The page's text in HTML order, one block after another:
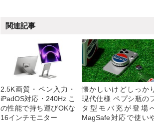
関連記事
2.5K画質・ペン入力・
iPadOS対応・240Hz こ
の性能で持ち運びOKな
16インチモニター
懐かしいけどしっか
現代仕様 ペプシ瓶の
タ型モバ充が登場
MagSafe対応で使い